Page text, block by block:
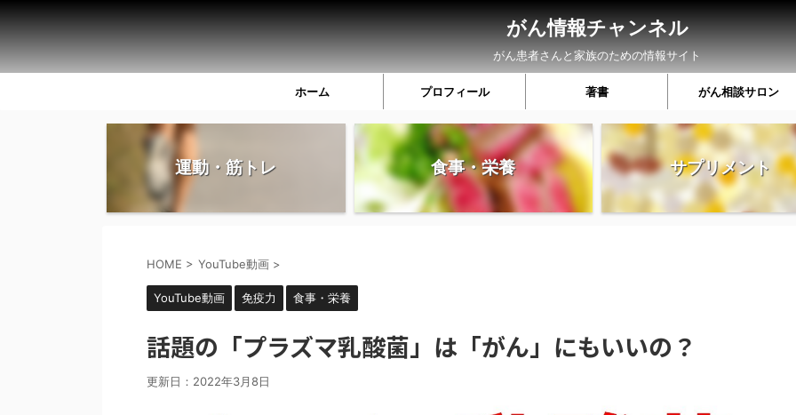
がん情報チャンネル
がん患者さんと家族のための情報サイト
ホーム プロフィール 著書 がん相談サロン
運動・筋トレ 食事・栄養 サプリメント
HOME > YouTube動画 >
YouTube動画 免疫力 食事・栄養
話題の「プラズマ乳酸菌」は「がん」にもいいの？
更新日： 2022年3月8日